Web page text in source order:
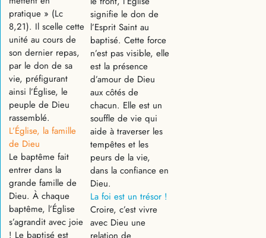
pratique » (Lc
8,21). Il scelle cette
unité au cours de
son dernier repas,
par le don de sa
vie, préfigurant
ainsi l’Église, le
peuple de Dieu
rassemblé.
L’Église, la famille
de Dieu
Le baptême fait
entrer dans la
grande famille de
Dieu. À chaque
baptême, l’Église
s’agrandit avec joie
! Le baptisé est
signifie le don de
l’Esprit Saint au
baptisé. Cette force
n’est pas visible, elle
est la présence
d’amour de Dieu
aux côtés de
chacun. Elle est un
souffle de vie qui
aide à traverser les
tempêtes et les
peurs de la vie,
dans la confiance en
Dieu.
La foi est un trésor !
Croire, c’est vivre
avec Dieu une